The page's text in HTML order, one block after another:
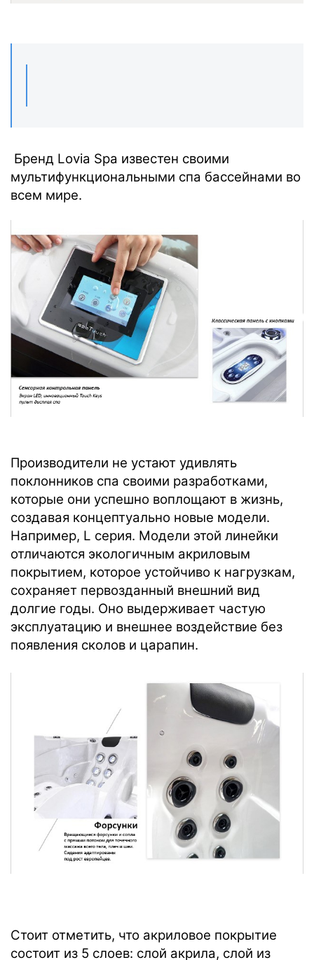
Бренд Lovia Spa известен своими
мультифункциональными спа бассейнами во
всем мире.
Производители не устают удивлять
поклонников спа своими разработками,
которые они успешно воплощают в жизнь,
создавая концептуально новые модели.
Например, L серия. Модели этой линейки
отличаются экологичным акриловым
покрытием, которое устойчиво к нагрузкам,
сохраняет первозданный внешний вид
долгие годы. Оно выдерживает частую
эксплуатацию и внешнее воздействие без
появления сколов и царапин.
Стоит отметить, что акриловое покрытие
состоит из 5 слоев: слой акрила, слой из